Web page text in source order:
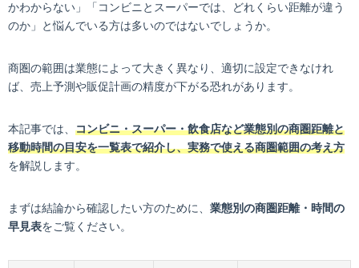
かわからない」「コンビニとスーパーでは、どれくらい距離が違う
のか」と悩んでいる方は多いのではないでしょうか。
商圏の範囲は業態によって大きく異なり、適切に設定できなけれ
ば、売上予測や販促計画の精度が下がる恐れがあります。
本記事では、 コンビニ・スーパー・飲食店など業態別の商圏距離と
移動時間の目安を一覧表で紹介し、実務で使える商圏範囲の考え方
を解説します。
まずは結論から確認したい方のために、 業態別の商圏距離・時間の
早見表をご覧ください。